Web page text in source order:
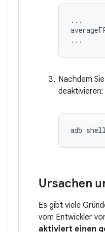
...
Nachdem
deaktivieren:
Ursachen
Es gibt viele
vom Entwickler
aktiviert einen